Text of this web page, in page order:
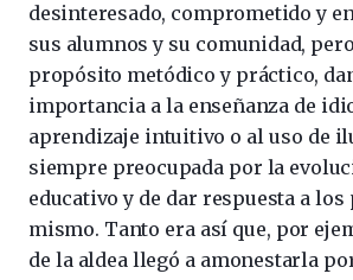
desinteresado, comprometido y
sus alumnos y su comunidad,
propósito metódico y práctico,
importancia a la enseñanza de
aprendizaje intuitivo o al uso de
siempre preocupada por la
educativo y de dar respuesta a
mismo. Tanto era así que, por
de la aldea llegó a amonestarla